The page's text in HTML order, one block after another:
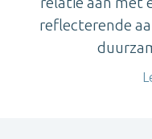
reflecterende